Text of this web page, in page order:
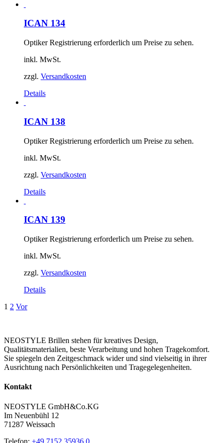
ICAN 134
Optiker Registrierung erforderlich um Preise zu sehen.
inkl. MwSt.
zzgl. Versandkosten
Details
ICAN 138
Optiker Registrierung erforderlich um Preise zu sehen.
inkl. MwSt.
zzgl. Versandkosten
Details
ICAN 139
Optiker Registrierung erforderlich um Preise zu sehen.
inkl. MwSt.
zzgl. Versandkosten
Details
1 2 Vor
NEOSTYLE Brillen stehen für kreatives Design,
Qualitätsmaterialien, beste Verarbeitung und hohen Tragekomfort.
Sie spiegeln den Zeitgeschmack wider und sind vielseitig in ihrer
Ausrichtung nach Persönlichkeiten und Tragegelegenheiten.
Kontakt
NEOSTYLE GmbH&Co.KG
Im Neuenbühl 12
71287 Weissach
Telefon: +49 7152 35936 0